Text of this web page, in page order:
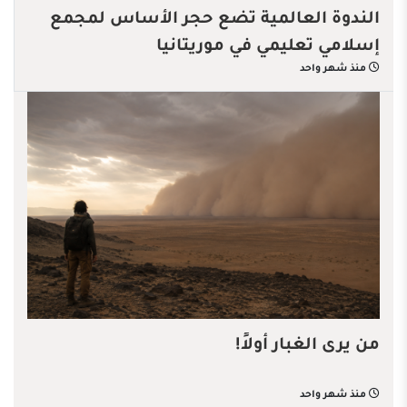
الندوة العالمية تضع حجر الأساس لمجمع
إسلامي تعليمي في موريتانيا
منذ شهر واحد
من يرى الغبار أولاً!
منذ شهر واحد